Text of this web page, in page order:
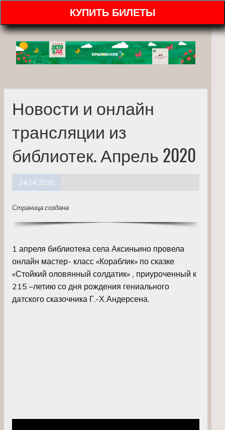
КУПИТЬ БИЛЕТЫ
Новости и онлайн
трансляции из
библиотек. Апрель 2020
24.04.2020
Страница создана
1 апреля библиотека села Аксиньино провела
онлайн мастер- класс «Кораблик» по сказке
«Стойкий оловянный солдатик» , приуроченный к
215 –летию со дня рождения гениального
датского сказочника Г.-Х.Андерсена.